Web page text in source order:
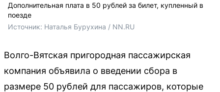
Дополнительная плата в 50 рублей за билет, купленный в
поезде
Источник: Наталья Бурухина / NN.RU
Волго-Вятская пригородная пассажирская
компания объявила о введении сбора в
размере 50 рублей для пассажиров, которые